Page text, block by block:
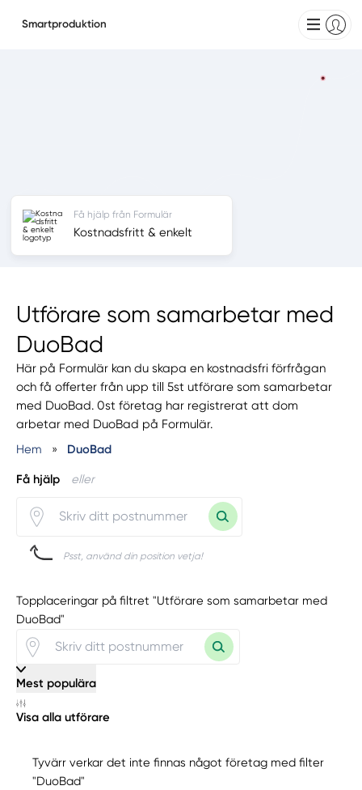
Smartproduktion
Utförare som samarbetar med
DuoBad
Här på Formulär kan du skapa en kostnadsfri förfrågan
och få offerter från upp till 5st utförare som samarbetar
med DuoBad. 0st företag har registrerat att dom
arbetar med DuoBad på Formulär.
Hem
» DuoBad
Få hjälp eller
Psst, använd din position vetja!
Få hjälp från Formulär
Kostnadsfritt & enkelt
Topplaceringar på filtret "Utförare som samarbetar med
DuoBad"
Mest populära
Visa alla utförare
Tyvärr verkar det inte finnas något företag med filter
"DuoBad"